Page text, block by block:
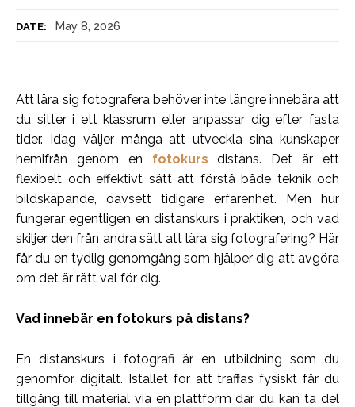
DATE: May 8, 2026
Att lära sig fotografera behöver inte längre innebära att
du sitter i ett klassrum eller anpassar dig efter fasta
tider. Idag väljer många att utveckla sina kunskaper
hemifrån genom en fotokurs distans. Det är ett
flexibelt och effektivt sätt att förstå både teknik och
bildskapande, oavsett tidigare erfarenhet. Men hur
fungerar egentligen en distanskurs i praktiken, och vad
skiljer den från andra sätt att lära sig fotografering? Här
får du en tydlig genomgång som hjälper dig att avgöra
om det är rätt val för dig.
Vad innebär en fotokurs på distans?
En distanskurs i fotografi är en utbildning som du
genomför digitalt. Istället för att träffas fysiskt får du
tillgång till material via en plattform där du kan ta del